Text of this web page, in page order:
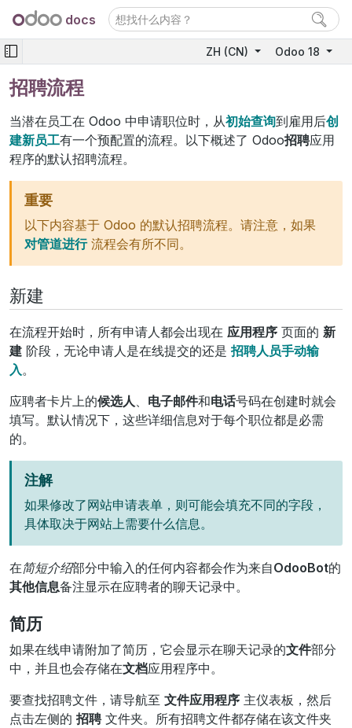
docs
ZH (CN) Odoo 18
招聘流程
当潜在员工在 Odoo 中申请职位时，从初始查询到雇用后创
建新员工有一个预配置的流程。以下概述了 Odoo招聘应用
程序的默认招聘流程。
重要
以下内容基于 Odoo 的默认招聘流程。请注意，如果
对管道进行流程会有所不同。
新建
在流程开始时，所有申请人都会出现在 应用程序 页面的 新
建 阶段，无论申请人是在线提交的还是 招聘人员手动输
入 。
应聘者卡片上的候选人 电子邮件和电话号码在创建时就会
填写。默认情况下，这些详细信息对于每个职位都是必需
的。
注解
如果修改了网站申请表单，则可能会填充不同的字段，
具体取决于网站上需要什么信息。
在简短介绍部分中输入的任何内容都会作为来自OdooBot的
其他信息备注显示在应聘者的聊天记录中。
简历
如果在线申请附加了简历，它会显示在聊天记录的文件部分
中，并且也会存储在文档应用程序中。
要查找招聘文件，请导航至 文件应用程序 主仪表板，然后
点击左侧的 招聘文件夹。所有招聘文件都存储在该文件夹